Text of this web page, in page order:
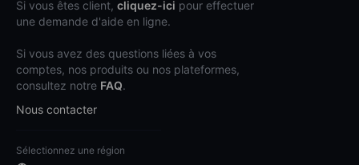
Si vous êtes client, cliquez-ici pour effectuer
une demande d'aide en ligne.
Si vous avez des questions liées à vos
comptes, nos produits ou nos plateformes,
consultez notre FAQ.
Nous contacter
Sélectionnez une région